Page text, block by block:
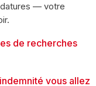
— votre
de recherches
vous allez